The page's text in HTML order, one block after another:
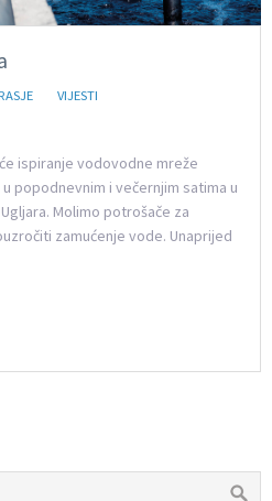
VIJESTI
ispiranje vodovodne mreže
u popodnevnim i večernjim satima u
Molimo potrošače za
zamućenje vode. Unaprijed